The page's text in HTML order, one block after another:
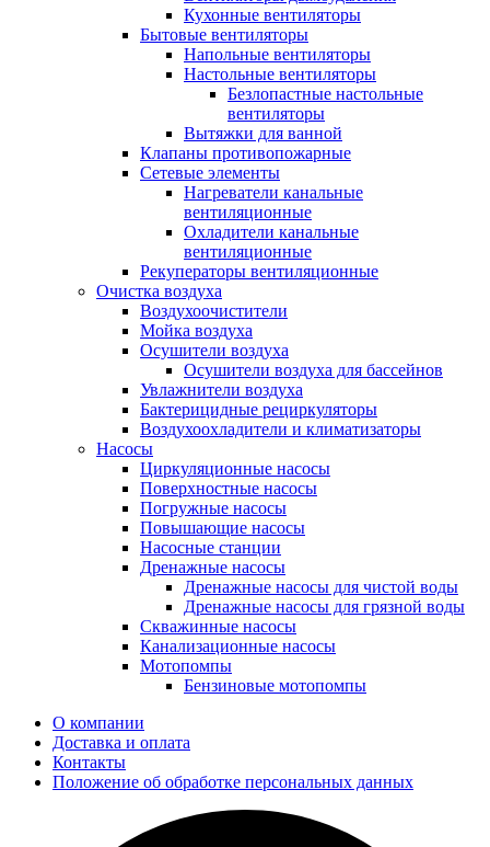
Кухонные вентиляторы
Бытовые вентиляторы
Напольные вентиляторы
Настольные вентиляторы
Безлопастные настольные
вентиляторы
Вытяжки для ванной
Клапаны противопожарные
Сетевые элементы
Нагреватели канальные
вентиляционные
Охладители канальные
вентиляционные
Рекуператоры вентиляционные
Очистка воздуха
Воздухоочистители
Мойка воздуха
Осушители воздуха
Осушители воздуха для бассейнов
Увлажнители воздуха
Бактерицидные рециркуляторы
Воздухоохладители и климатизаторы
Насосы
Циркуляционные насосы
Поверхностные насосы
Погружные насосы
Повышающие насосы
Насосные станции
Дренажные насосы
Дренажные насосы для чистой воды
Дренажные насосы для грязной воды
Скважинные насосы
Канализационные насосы
Мотопомпы
Бензиновые мотопомпы
О компании
Доставка и оплата
Контакты
Положение об обработке персональных данных